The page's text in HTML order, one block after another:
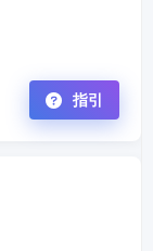
指引